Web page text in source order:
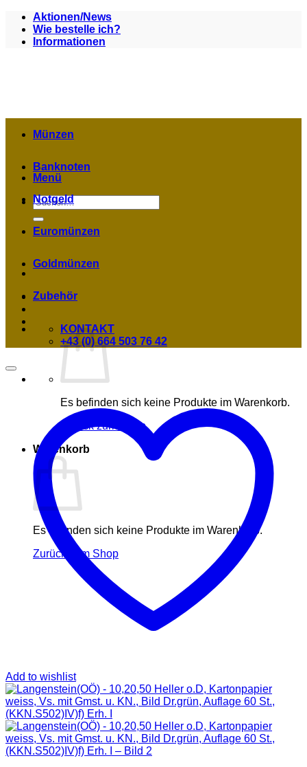
Zum
Inhalt
springen
Aktionen/News
Wie bestelle ich?
Informationen
Menü
Suchen
nach:
Es befinden sich keine Produkte im Warenkorb.
Zurück zum Shop
Warenkorb
Es befinden sich keine Produkte im Warenkorb.
Zurück zum Shop
Münzen
Banknoten
Notgeld
Euromünzen
Goldmünzen
Zubehör
KONTAKT
+43 (0) 664 503 76 42
Add to wishlist